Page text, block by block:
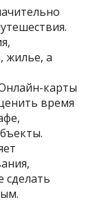
жилье, а
карты
время
сделать